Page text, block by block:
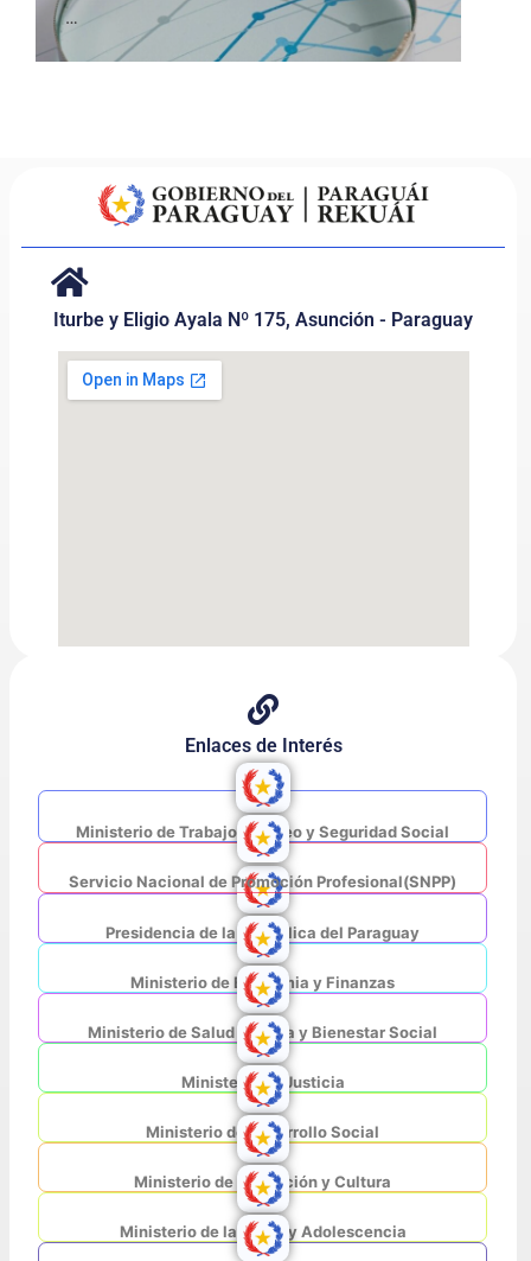
…
Iturbe y Eligio Ayala Nº 175, Asunción - Paraguay
Enlaces de Interés
Ministerio de Trabajo, Empleo y Seguridad Social
Servicio Nacional de Promoción Profesional(SNPP)
Presidencia de la República del Paraguay
Ministerio de Economia y Finanzas
Ministerio de Salud Pública y Bienestar Social
Ministerio de Justicia
Ministerio de Desarrollo Social
Ministerio de Educación y Cultura
Ministerio de la Niñez y Adolescencia